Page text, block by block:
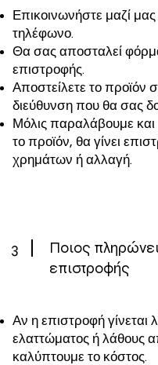
Επικοινωνήστε μαζί
τηλέφωνο.
Θα σας αποσταλεί
επιστροφής.
Αποστείλετε το προϊόν
διεύθυνση που θα σας
Μόλις παραλάβουμε και
το προϊόν, θα γίνει
χρημάτων ή αλλαγή.
3
Ποιος
επιστροφής
Αν η επιστροφή γίνεται
ελαττώματος ή λάθους
καλύπτουμε το κόστος.